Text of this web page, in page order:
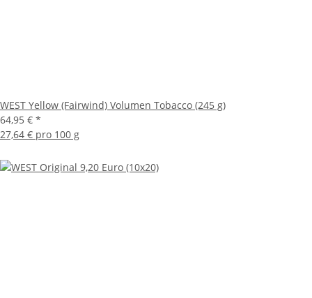
WEST Yellow (Fairwind) Volumen Tobacco (245 g)
64,95 € *
27,64 € pro 100 g